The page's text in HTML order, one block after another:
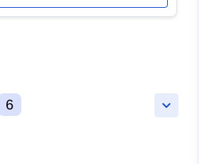
keyboard_arrow_down
6